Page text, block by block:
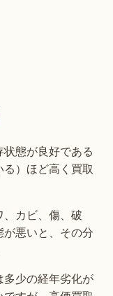
態が良好である
る）ほど高く買取
カビ、傷、破
悪いと、その分
少の経年劣化が